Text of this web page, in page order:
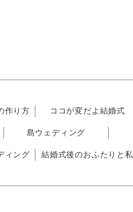
作り方 ココが変だよ結婚式
島ウェディング
ィング 結婚式後のおふたりと私